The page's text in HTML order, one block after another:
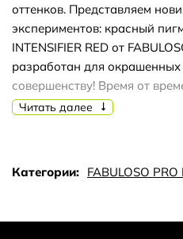
оттенков. Представляем
экспериментов: красный
INTENSIFIER RED от
разработан для окрашенных
совершенству! Время от
сделать его ярче, добавить
частицами, чтобы они
оттенок удерживается в
Читать далее
Категории: FABULOSO PRO